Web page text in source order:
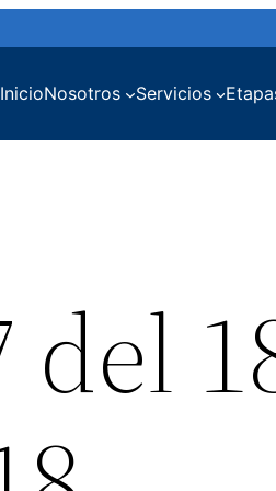
InicioNosotros Servicios
del